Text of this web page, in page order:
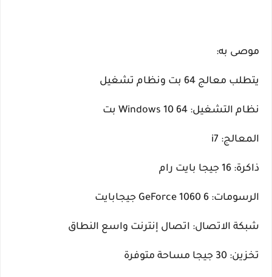
موصى به:
يتطلب معالج 64 بت ونظام تشغيل
نظام التشغيل: Windows 10 64 بت
المعالج: i7
ذاكرة: 16 جيجا بايت رام
الرسومات: GeForce 1060 6 جيجابايت
شبكة الاتصال: اتصال إنترنت واسع النطاق
تخزين: 30 جيجا مساحة متوفرة